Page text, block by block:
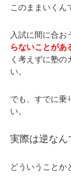
このままいくん
入試に間に合お
らないことがあ
く考えずに塾の
い。
でも、すでに乗
い。
実際は逆なん
どういうことか